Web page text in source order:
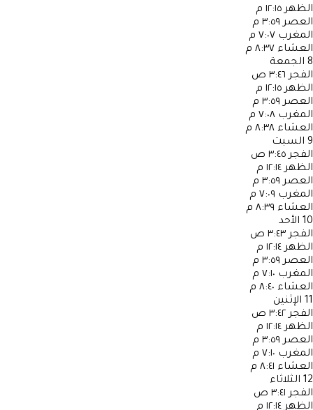
الظهر ١٢:١٥ م
العصر ٣:٥٩ م
المغرب ٧:٠٧ م
العشاء ٨:٣٧ م
8 الجمعة
الفجر ٣:٤٦ ص
الظهر ١٢:١٥ م
العصر ٣:٥٩ م
المغرب ٧:٠٨ م
العشاء ٨:٣٨ م
9 السبت
الفجر ٣:٤٥ ص
الظهر ١٢:١٤ م
العصر ٣:٥٩ م
المغرب ٧:٠٩ م
العشاء ٨:٣٩ م
10 الأحد
الفجر ٣:٤٣ ص
الظهر ١٢:١٤ م
العصر ٣:٥٩ م
المغرب ٧:١٠ م
العشاء ٨:٤٠ م
11 الإثنين
الفجر ٣:٤٢ ص
الظهر ١٢:١٤ م
العصر ٣:٥٩ م
المغرب ٧:١٠ م
العشاء ٨:٤١ م
12 الثلاثاء
الفجر ٣:٤١ ص
الظهر ١٢:١٤ م